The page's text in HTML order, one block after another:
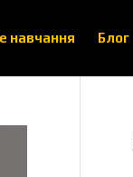
навчання Блог